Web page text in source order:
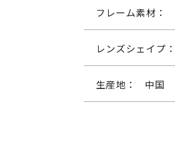
フレーム素材：
レンズシェイプ：
生産地： 中国